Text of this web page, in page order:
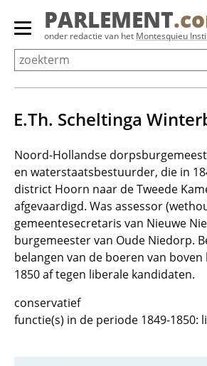
Overslaan
Primair
menu
tonen/verbergen
PARLEMENT
onder redactie van het Montesquieu
E.Th. Scheltinga
Noord-Hollandse
en waterstaatsbestuurder, die in
district Hoorn naar de Tweede
afgevaardigd. Was assessor
gemeentesecretaris van Nieuwe
burgemeester van Oude Niedorp.
belangen van de boeren van boven
1850 af tegen liberale kandidaten.
conservatief
functie(s) in de periode 1849-1850: